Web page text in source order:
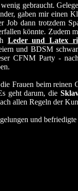
gebraucht.
gaben mir einen
Job dann trotzdem
könnte. Zudem
Leder und Latex
und BDSM
CFNM Party -
Frauen beim reinen
geht darum, die
allen Regeln der
und